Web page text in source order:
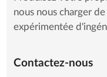
nous nous charger
expérimentée
Contactez-nous